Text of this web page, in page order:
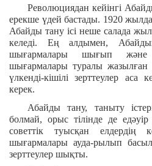
Революциядан кейінгі
ерекше үдей бастады. 1920
Абайды тану ісі неше салада
келеді. Ең алдымен,
шығармалары шығып
шығармалары туралы жазылған
үлкенді-кішілі зерттеулер
керек.
Абайды тану, таныту
болмай, орыс тілінде де
советтік туысқан елдердің
шығармалары ауда-рылып
зерттеулер шықты.